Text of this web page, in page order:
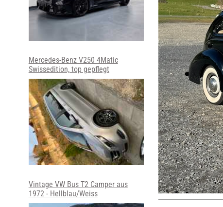
Mercedes-Benz V250 4Matic
Swissedition, top gepflegt
Vintage VW Bus T2 Camper aus
1972 - Hellblau/Weiss